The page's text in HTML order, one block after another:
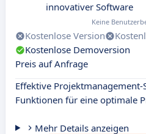
innovativer Software
Keine
Kostenlose Version
Kostenlose Demoversion
Preis auf Anfrage
Effektive
Funktionen für eine optimale
Mehr Details anzeigen